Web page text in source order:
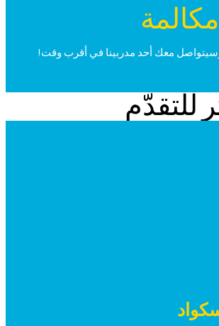
معك أحد مدربينا في أقرب وقت!
للتقدّم